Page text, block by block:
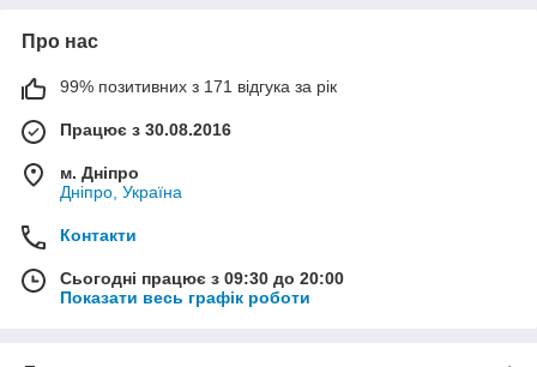
Про нас
99% позитивних з 171 відгука за рік
Працює з 30.08.2016
м. Дніпро
Дніпро, Україна
Контакти
Сьогодні працює з 09:30 до 20:00
Показати весь графік роботи